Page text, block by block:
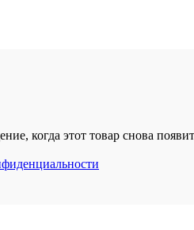
когда этот товар снова